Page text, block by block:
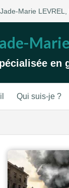
Jade-Marie
en
Qui suis-je ?